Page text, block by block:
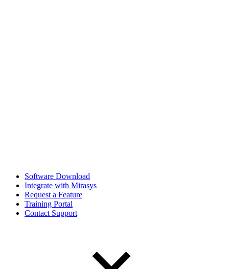
Software Download
Integrate with Mirasys
Request a Feature
Training Portal
Contact Support